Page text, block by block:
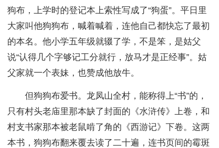
狗布，上学时的登记本上索性写成了“狗蛋”。平日里
大家叫他狗狗布，喊着喊着，连他自己都快忘了最初
的本名。他小学五年级就辍了学，不是笨，是姑父
说“认得几个字够记工分就行，放马才是正经事”。姑
父家就一个表妹，也赞成他放牛。
但狗狗布爱书。龙凤山全村，能称得上“书”的，
只有村头老庙里那本缺了封面的《水浒传》上卷，和
村支书家那本被老鼠啃了角的《西游记》下卷。这两
本书，狗狗布翻来覆去读了二十遍，连书页间的霉斑